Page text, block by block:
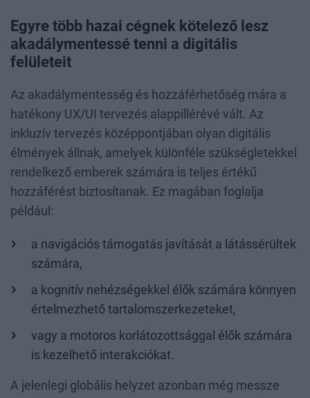
Egyre több hazai cégnek kötelező lesz
akadálymentessé tenni a digitális
felületeit
Az akadálymentesség és hozzáférhetőség mára a
hatékony UX/UI tervezés alappillérévé vált. Az
inkluzív tervezés középpontjában olyan digitális
élmények állnak, amelyek különféle szükségletekkel
rendelkező emberek számára is teljes értékű
hozzáférést biztosítanak. Ez magában foglalja
például:
a navigációs támogatás javítását a látássérültek
számára,
a kognitív nehézségekkel élők számára könnyen
értelmezhető tartalomszerkezeteket,
vagy a motoros korlátozottsággal élők számára
is kezelhető interakciókat.
A jelenlegi globális helyzet azonban még messze